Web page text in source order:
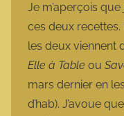
Je m’aperçois
ces deux
les deux viennent
Elle à Table ou
mars dernier en
d’hab). J’avoue